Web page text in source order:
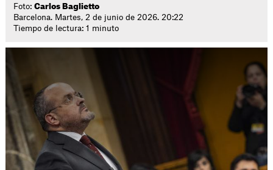
Foto:Carlos Baglietto
Barcelona. Martes, 2 de junio de 2026. 20:22
Tiempo de lectura: 1 minuto